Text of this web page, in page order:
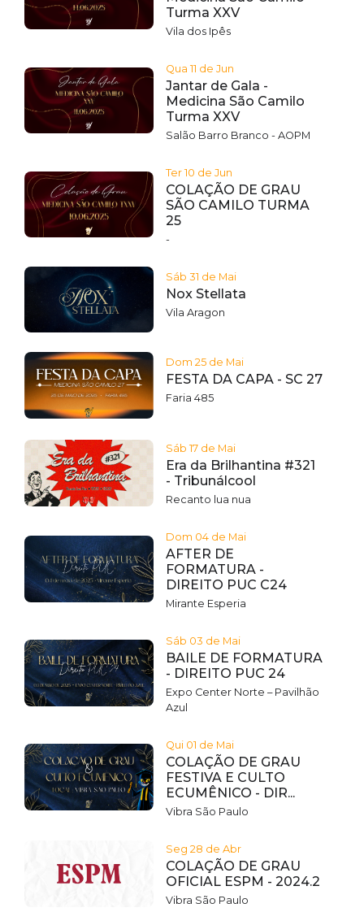
Turma XXV
Vila dos Ipês
Qua 11 de Jun
Jantar de Gala -
Medicina São Camilo
Turma XXV
Salão Barro Branco - AOPM
Ter 10 de Jun
COLAÇÃO DE GRAU
SÃO CAMILO TURMA
25
-
Sáb 31 de Mai
Nox Stellata
Vila Aragon
Dom 25 de Mai
FESTA DA CAPA - SC 27
Faria 485
Sáb 17 de Mai
Era da Brilhantina #321
- Tribunálcool
Recanto lua nua
Dom 04 de Mai
AFTER DE
FORMATURA -
DIREITO PUC C24
Mirante Esperia
Sáb 03 de Mai
BAILE DE FORMATURA
- DIREITO PUC 24
Expo Center Norte – Pavilhão
Azul
Qui 01 de Mai
COLAÇÃO DE GRAU
FESTIVA E CULTO
ECUMÊNICO - DIR...
Vibra São Paulo
Seg 28 de Abr
COLAÇÃO DE GRAU
OFICIAL ESPM - 2024.2
Vibra São Paulo